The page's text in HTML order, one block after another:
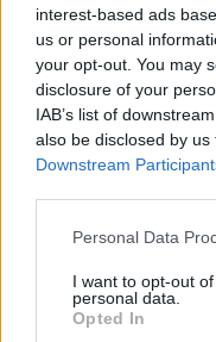
interest-based ads
us or personal
your opt-out. You may
disclosure of your
IAB’s list of
also be disclosed by
Downstream
Please note that this
not limited to your visit
grant or deny consent
use your data for
Personal Data
I want to opt-out
personal data.
Opted In
05/08/2026
Πρώτο δυνατό τεστ
εδάφους με Σουηδία
ΓΝΩΜΕΣ